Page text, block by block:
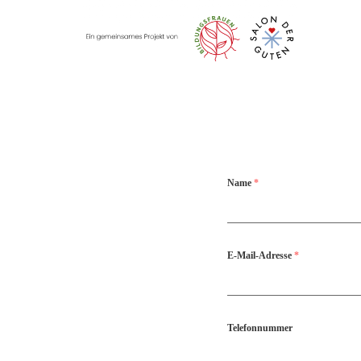
Name*
E-Mail-Adresse*
Telefonnummer